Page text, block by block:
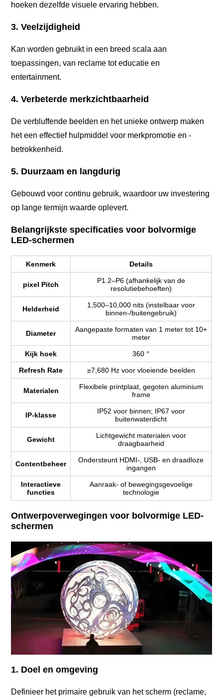
hoeken dezelfde visuele ervaring hebben.
3. Veelzijdigheid
Kan worden gebruikt in een breed scala aan
toepassingen, van reclame tot educatie en
entertainment.
4. Verbeterde merkzichtbaarheid
De verbluffende beelden en het unieke ontwerp maken
het een effectief hulpmiddel voor merkpromotie en -
betrokkenheid.
5. Duurzaam en langdurig
Gebouwd voor continu gebruik, waardoor uw investering
op lange termijn waarde oplevert.
Belangrijkste specificaties voor bolvormige
LED-schermen
Kenmerk Details
pixel Pitch
P1.2–P6 (afhankelijk van de
resolutiebehoeften)
Helderheid
1,500–10,000 nits (instelbaar voor
binnen-/buitengebruik)
Diameter
Aangepaste formaten van 1 meter tot 10+
meter
Kijk hoek 360 °
Refresh Rate ≥7,680 Hz voor vloeiende beelden
Materialen
Flexibele printplaat, gegoten aluminium
frame
IP-klasse
IP52 voor binnen; IP67 voor
buitenwaterdicht
Gewicht
Lichtgewicht materialen voor
draagbaarheid
Contentbeheer
Ondersteunt HDMI-, USB- en draadloze
ingangen
Interactieve
functies
Aanraak- of bewegingsgevoelige
technologie
Ontwerpoverwegingen voor bolvormige LED-
schermen
1. Doel en omgeving
Definieer het primaire gebruik van het scherm (reclame,